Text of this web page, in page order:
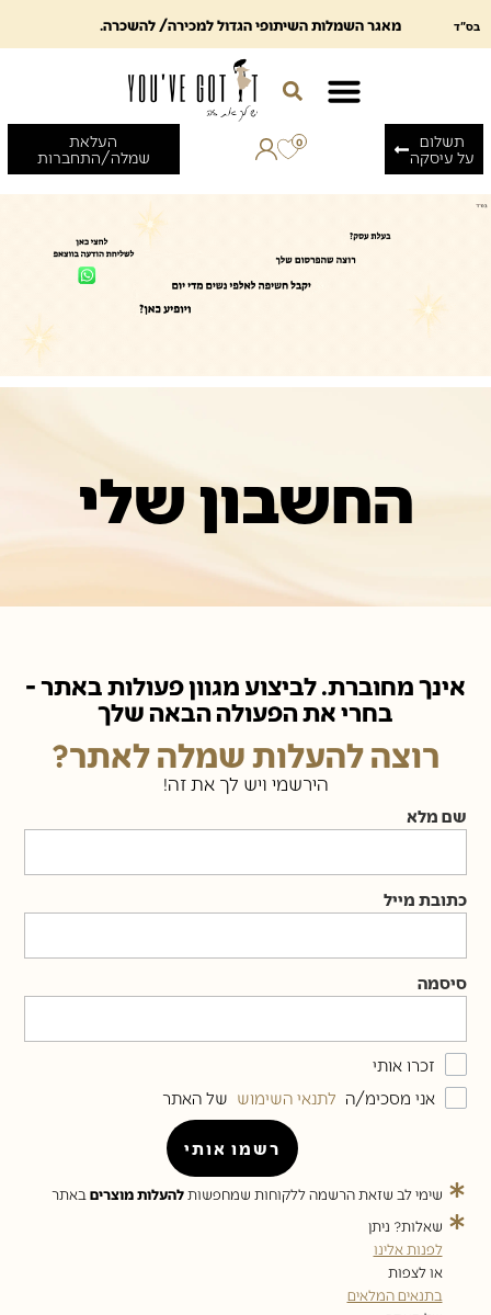
מאגר השמלות השיתופי הגדול למכירה/ להשכרה. בס"ד
העלאת
שמלה/התחברות
תשלום
על עיסקה
החשבון שלי
אינך מחוברת. לביצוע מגוון פעולות באתר -
בחרי את הפעולה הבאה שלך
רוצה להעלות שמלה לאתר?
הירשמי ויש לך את זה!
שם מלא
כתובת מייל
סיסמה
זכרו אותי
אני מסכימ/ה לתנאי השימוש של האתר
רשמו אותי
שימי לב שזאת הרשמה ללקוחות שמחפשותלהעלות מוצריםבאתר
שאלות? ניתן
לפנות אלינו
או לצפות
בתנאים המלאים